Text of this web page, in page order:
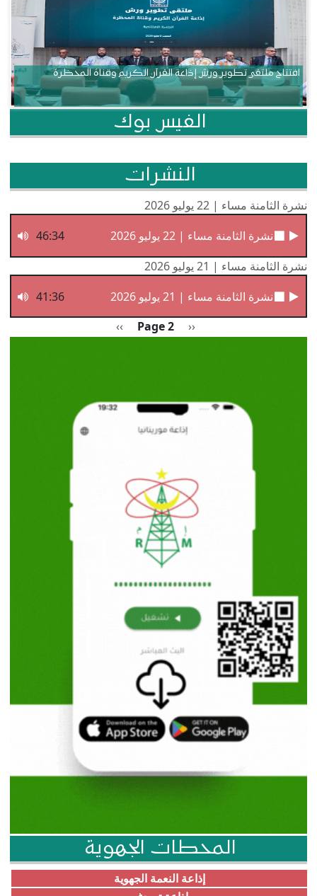
افتتاح ملتقى تطوير ورش إذاعة القرآن الكريم وقناة المحظرة
الفيس بوك
النشرات
نشرة الثامنة مساء | 22 يوليو 2026
نشرة الثامنة مساء | 22 يوليو 2026
46:34
نشرة الثامنة مساء | 21 يوليو 2026
نشرة الثامنة مساء | 21 يوليو 2026
41:36
Previous page
‹‹
Page 2 الصفحة التالية
››
المحطات الجهوية
إذاعة النعمة الجهوية